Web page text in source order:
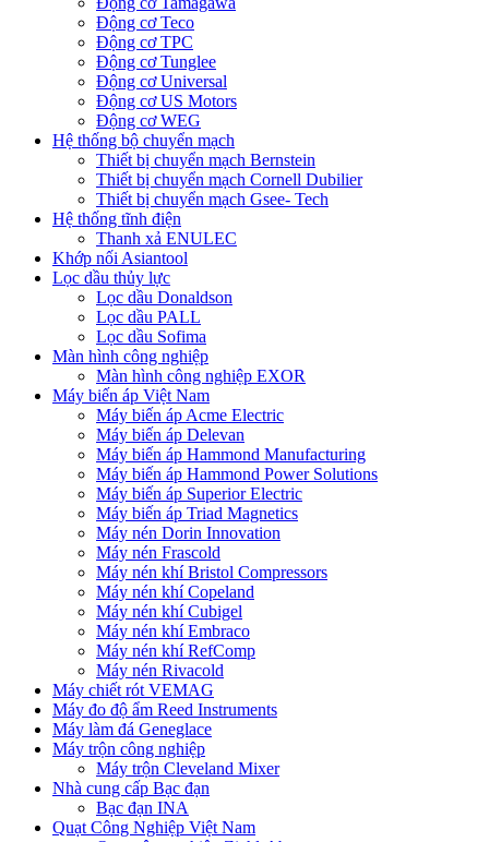
Động cơ Teco
Động cơ TPC
Động cơ Tunglee
Động cơ Universal
Động cơ US Motors
Động cơ WEG
Hệ thống bộ chuyển mạch
Thiết bị chuyển mạch Bernstein
Thiết bị chuyển mạch Cornell Dubilier
Thiết bị chuyển mạch Gsee- Tech
Hệ thống tĩnh điện
Thanh xả ENULEC
Khớp nối Asiantool
Lọc dầu thủy lực
Lọc dầu Donaldson
Lọc dầu PALL
Lọc dầu Sofima
Màn hình công nghiệp
Màn hình công nghiệp EXOR
Máy biến áp Việt Nam
Máy biến áp Acme Electric
Máy biến áp Delevan
Máy biến áp Hammond Manufacturing
Máy biến áp Hammond Power Solutions
Máy biến áp Superior Electric
Máy biến áp Triad Magnetics
Máy nén Dorin Innovation
Máy nén Frascold
Máy nén khí Bristol Compressors
Máy nén khí Copeland
Máy nén khí Cubigel
Máy nén khí Embraco
Máy nén khí RefComp
Máy nén Rivacold
Máy chiết rót VEMAG
Máy đo độ ẩm Reed Instruments
Máy làm đá Geneglace
Máy trộn công nghiệp
Máy trộn Cleveland Mixer
Nhà cung cấp Bạc đạn
Bạc đạn INA
Quạt Công Nghiệp Việt Nam